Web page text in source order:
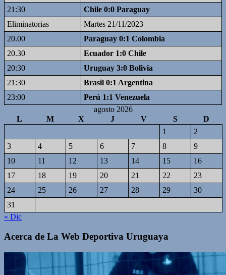
21:30
Chile 0:0 Paraguay
Eliminatorias
Martes 21/11/2023
20.00
Paraguay 0:1 Colombia
20.30
Ecuador 1:0 Chile
20:30
Uruguay 3:0 Bolivia
21:30
Brasil 0:1 Argentina
23:00
Perú 1:1 Venezuela
agosto 2026
L
M X J V S
D
1
2
3
4 5 6 7 8
9
10
11 12 13 14 15
16
17
18 19 20 21 22
23
24
25 26 27 28 29
30
31
« Dic
Acerca de La Web Deportiva Uruguaya